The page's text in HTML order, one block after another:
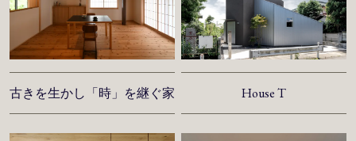
古きを生かし「時」を継ぐ家 House T